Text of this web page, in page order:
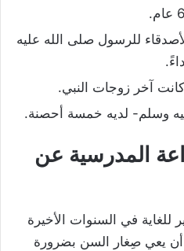
للرسول صلى الله عليه
آخر زوجات النبي.
وسلم- لديه خمسة أحصنة.
المدرسية عن
للغاية في السنوات الأخيرة
أن يعي صِغار السن بضرورة